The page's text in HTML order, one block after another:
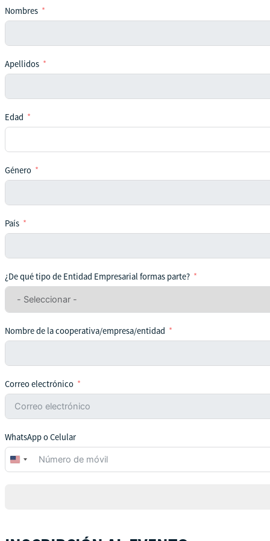
Nombres
Apellidos
Edad
Género
País
¿De qué tipo de Entidad Empresarial formas parte?
Nombre de la cooperativa/empresa/entidad
Correo electrónico
WhatsApp o Celular
United
States